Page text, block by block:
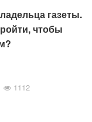
газеты.
чтобы
1112